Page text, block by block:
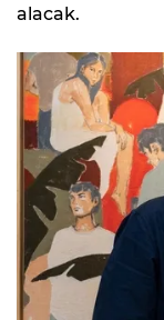
alacak.